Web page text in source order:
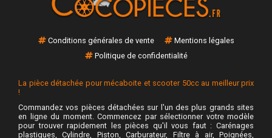
Conditions générales de vente
Mentions légales
Politique de confidentialité
La pièce détachée pour mécaboite et scooter 50cc au meilleur prix
!
Commandez vos pièces détachées sur l'un des plus grands sites
en ligne du moment. Commencez par sélectionner votre modèle
pour trouver rapidement les pièces qu'il vous faut : Carénages
plastiques, Cylindre, Piston, Carburateur, Filtre à air, Poignées,